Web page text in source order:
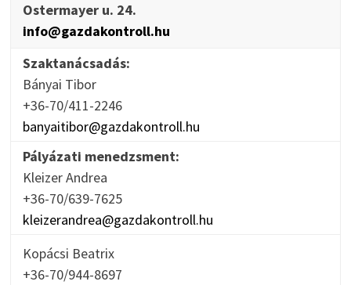
Ostermayer u. 24.
info@gazdakontroll.hu
Szaktanácsadás:
Bányai Tibor
+36-70/411-2246
banyaitibor@gazdakontroll.hu
Pályázati menedzsment:
Kleizer Andrea
+36-70/639-7625
kleizerandrea@gazdakontroll.hu
Kopácsi Beatrix
+36-70/944-8697